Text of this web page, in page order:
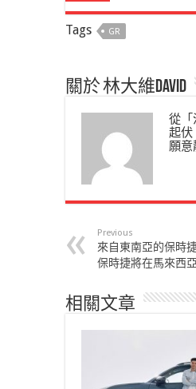
Tags GR
關於 林大維David
從「
起伏
願意
Previous
來自東南亞的保時
保時捷將在馬來西
相關文章